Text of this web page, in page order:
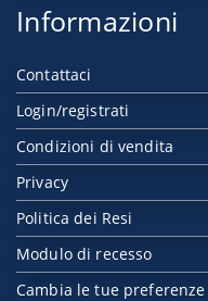
Informazioni
Contattaci
Login/registrati
Condizioni di vendita
Privacy
Politica dei Resi
Modulo di recesso
Cambia le tue preferenze